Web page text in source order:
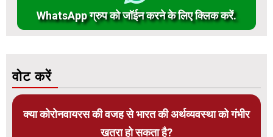
WhatsApp ग्रुप को जॉईन करने के लिए क्लिक करें.
वोट करें
क्या कोरोनवायरस की वजह से भारत की अर्थव्यवस्था को गंभीर
खतरा हो सकता है?